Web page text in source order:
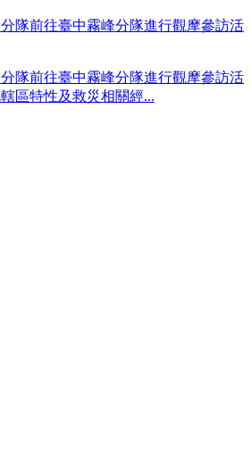
隊前往臺中霧峰分隊進行觀摩參訪活
隊前往臺中霧峰分隊進行觀摩參訪活
區特性及救災相關經...